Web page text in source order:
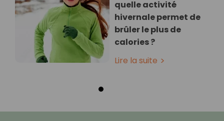
quelle activité
hivernale permet de
brûler le plus de
calories ?
Lire la suite